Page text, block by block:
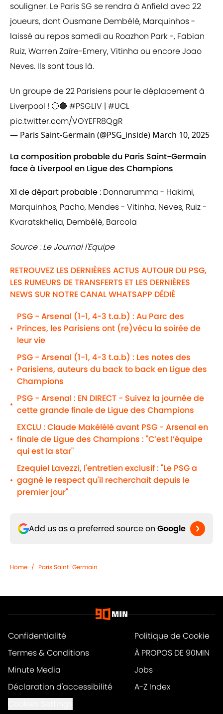
souligner. Le Paris SG se rendra à Anfield avec 22
joueurs, dont Ousmane Dembélé, Marquinhos -
laissé au repos samedi au Roazhon Park -, Fabian
Ruiz, Warren Zaïre-Emery, Vitinha ou encore Joao
Neves. Ils sont tous là.
Un groupe de 22 Parisiens pour le déplacement à
Liverpool ! 🔴🔵 #PSGLIV | #UCL
pic.twitter.com/VOYEFR8QgR
— Paris Saint-Germain (@PSG_inside) March 10, 2025
La composition probable du Paris Saint-Germain
face à Liverpool en Ligue des Champions
XI de départ probable : Donnarumma - Hakimi,
Marquinhos, Pacho, Mendes - Vitinha, Neves, Ruiz -
Kvaratskhelia, Dembélé, Barcola
Source : Le Journal l'Equipe
RETROUVEZ LES DERNIÈRES ACTUS AUTOUR DU PSG,
LES RUMEURS DE TRANSFERTS ET LES DERNIÈRES
NEWS SUR NOTRE CANAL WHATSAPP DÉDIÉ
•
PSG - Arsenal (1-1, 4-3 t.a.b) : Au Parc des
Princes, les Parisiens ont (re)vécu la soirée de
leur vie
•
PSG - Arsenal (1-1, 4-3 t.a.b) : Les notes des
Parisiens, auteurs du back to back en Ligue des
Champions
•
PSG - Arsenal : EN DIRECT - Suivez la journée de
cette grande finale de Ligue des Champions
•
EXCLU : Claude Makélélé avant PSG - Arsenal en
finale de Ligue des Champions : "C’est l’équipe
qui est la star"
•
Ezequiel Lavezzi, l'entretien exclusif : "Le PSG a
gagné le respect qu'il recherchait depuis le
premier jour"
Add us as a preferred source on Google
Home / Paris Saint-Germain
Confidentialité
Politique de Cookie
Termes & Conditions
À PROPOS DE 90MIN
Minute Media
Jobs
Déclaration d'accessibilité
A-Z Index